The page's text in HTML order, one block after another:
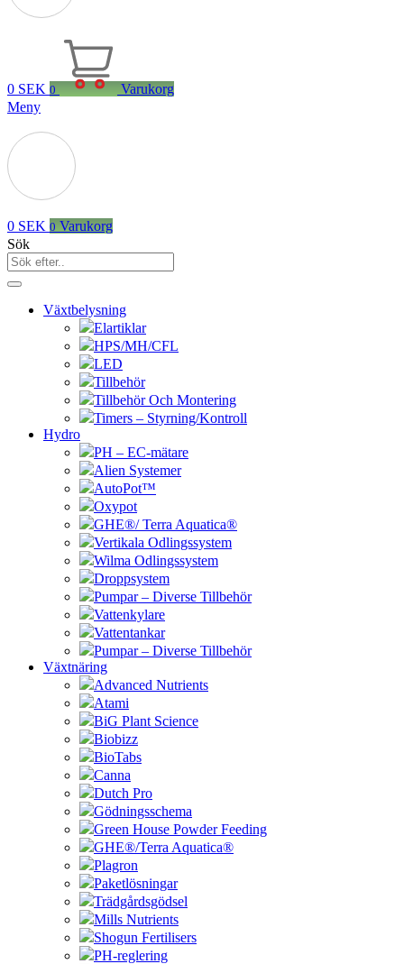
0 SEK 0
Varukorg
Meny
0 SEK 0 Varukorg
Sök
Växtbelysning
Elartiklar
HPS/MH/CFL
LED
Tillbehör
Tillbehör Och Montering
Timers – Styrning/Kontroll
Hydro
PH – EC-mätare
Alien Systemer
AutoPot™
Oxypot
GHE®/ Terra Aquatica®
Vertikala Odlingssystem
Wilma Odlingssystem
Droppsystem
Pumpar – Diverse Tillbehör
Vattenkylare
Vattentankar
Pumpar – Diverse Tillbehör
Växtnäring
Advanced Nutrients
Atami
BiG Plant Science
Biobizz
BioTabs
Canna
Dutch Pro
Gödningsschema
Green House Powder Feeding
GHE®/Terra Aquatica®
Plagron
Paketlösningar
Trädgårdsgödsel
Mills Nutrients
Shogun Fertilisers
PH-reglering